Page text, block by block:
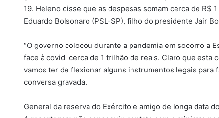
19. Heleno disse que as despesas somam cerca de R$
Eduardo Bolsonaro (PSL-SP), filho do presidente Jair
“O governo colocou durante a pandemia em socorro a
face à covid, cerca de 1 trilhão de reais. Claro que esta
vamos ter de flexionar alguns instrumentos legais para
conversa gravada.
General da reserva do Exército e amigo de longa data